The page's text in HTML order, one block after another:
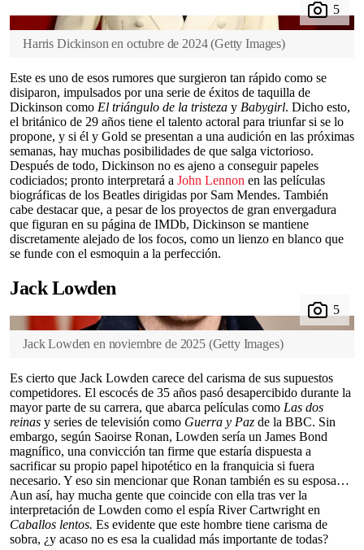
Harris Dickinson en octubre de 2024 (Getty Images)
Este es uno de esos rumores que surgieron tan rápido como se
disiparon, impulsados por una serie de éxitos de taquilla de
Dickinson como El triángulo de la tristeza y Babygirl. Dicho esto,
el británico de 29 años tiene el talento actoral para triunfar si se lo
propone, y si él y Gold se presentan a una audición en las próximas
semanas, hay muchas posibilidades de que salga victorioso.
Después de todo, Dickinson no es ajeno a conseguir papeles
codiciados; pronto interpretará a John Lennon en las películas
biográficas de los Beatles dirigidas por Sam Mendes. También
cabe destacar que, a pesar de los proyectos de gran envergadura
que figuran en su página de IMDb, Dickinson se mantiene
discretamente alejado de los focos, como un lienzo en blanco que
se funde con el esmoquin a la perfección.
Jack Lowden
Jack Lowden en noviembre de 2025 (Getty Images)
Es cierto que Jack Lowden carece del carisma de sus supuestos
competidores. El escocés de 35 años pasó desapercibido durante la
mayor parte de su carrera, que abarca películas como Las dos
reinas y series de televisión como Guerra y Paz de la BBC. Sin
embargo, según Saoirse Ronan, Lowden sería un James Bond
magnífico, una convicción tan firme que estaría dispuesta a
sacrificar su propio papel hipotético en la franquicia si fuera
necesario. Y eso sin mencionar que Ronan también es su esposa…
Aun así, hay mucha gente que coincide con ella tras ver la
interpretación de Lowden como el espía River Cartwright en
Caballos lentos. Es evidente que este hombre tiene carisma de
sobra, ¿y acaso no es esa la cualidad más importante de todas?